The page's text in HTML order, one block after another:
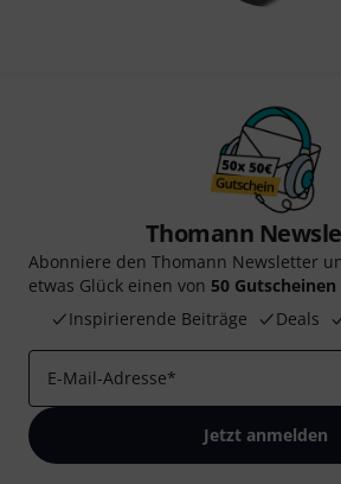
Thomann
Abonniere den Thomann Newsletter
etwas Glück einen von 50 Gutscheinen
Inspirierende Beiträge
Deals
E-Mail-Adresse*
Jetzt anmelden